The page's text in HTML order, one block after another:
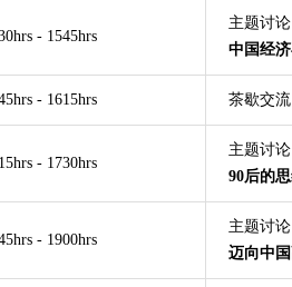
- 1545hrs
主题讨论
中国经
- 1615hrs 茶歇交流
- 1730hrs
主题讨论
90后的
- 1900hrs
主题讨论
迈向中